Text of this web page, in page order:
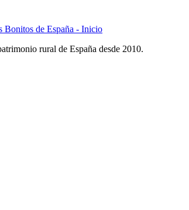
Bonitos de España - Inicio
rural de España desde 2010.